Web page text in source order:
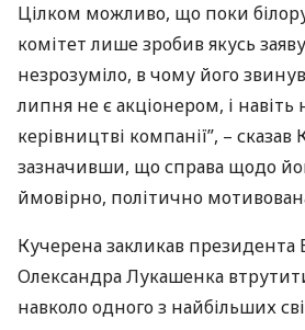
Цілком можливо, що поки
комітет лише зробив якусь
незрозуміло, в чому його
липня не є акціонером, і навіть
керівництві компанії”, – сказав
зазначивши, що справа щодо
ймовірно, політично
Кучерена закликав президента
Олександра Лукашенка
навколо одного з найбільших